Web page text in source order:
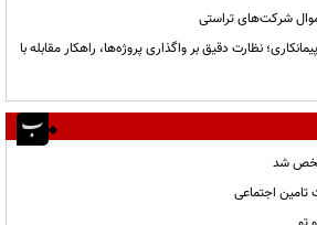
نظارت دقیق بر واگذاری پروژه‌ها، راهکار مقابله با
شد
اجتماعی